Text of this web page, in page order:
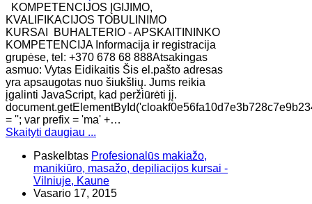
KOMPETENCIJOS ĮGIJIMO,
KVALIFIKACIJOS TOBULINIMO
KURSAI BUHALTERIO - APSKAITININKO
KOMPETENCIJA Informacija ir registracija
grupėse, tel: +370 678 68 888Atsakingas
asmuo: Vytas Eidikaitis Šis el.pašto adresas
yra apsaugotas nuo šiukšlių. Jums reikia
įgalinti JavaScript, kad peržiūrėti jį.
= ''; var prefix = 'ma' +…
Skaityti daugiau ...
Paskelbtas Profesionalūs makiažo,
manikiūro, masažo, depiliacijos kursai -
Vilniuje, Kaune
Vasario 17, 2015